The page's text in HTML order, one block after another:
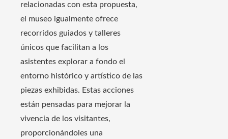
relacionadas con esta propuesta,
el museo igualmente ofrece
recorridos guiados y talleres
únicos que facilitan a los
asistentes explorar a fondo el
entorno histórico y artístico de las
piezas exhibidas. Estas acciones
están pensadas para mejorar la
vivencia de los visitantes,
proporcionándoles una